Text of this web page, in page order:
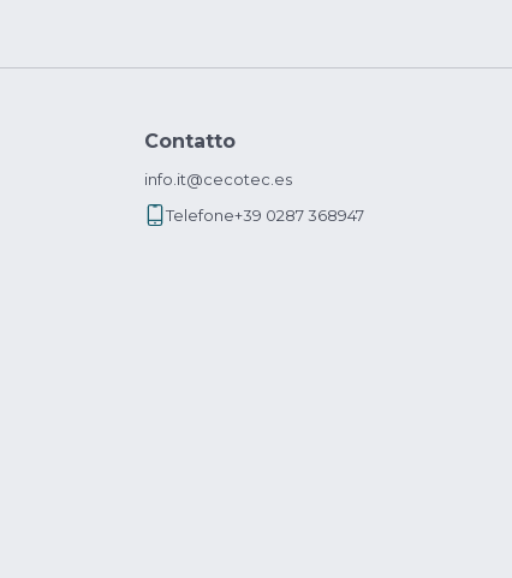
Contatto
info.it@cecotec.es
Telefone+39 0287 368947